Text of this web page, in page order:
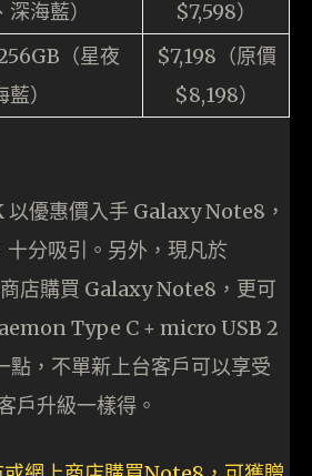
海藍）
$7,598）
（星夜
）
$7,198（原價
$8,198）
以優惠價入手 Galaxy Note8，
分吸引。另外，現凡於
店購買 Galaxy Note8，更可
Type C + micro USB 2
點，不單新上台客戶可以享受
戶升級一樣得。